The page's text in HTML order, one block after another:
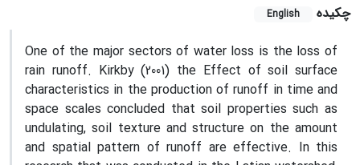
چکیده English
One of the major sectors of water loss is the loss of
rain runoff. Kirkby (2001) the Effect of soil surface
characteristics in the production of runoff in time and
space scales concluded that soil properties such as
undulating, soil texture and structure on the amount
and spatial pattern of runoff are effective. In this